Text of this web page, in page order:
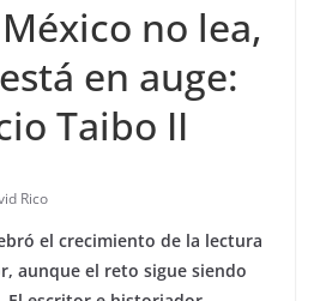
no lea,
en auge:
Taibo II
Rico
el crecimiento de la lectura
aunque el reto sigue siendo